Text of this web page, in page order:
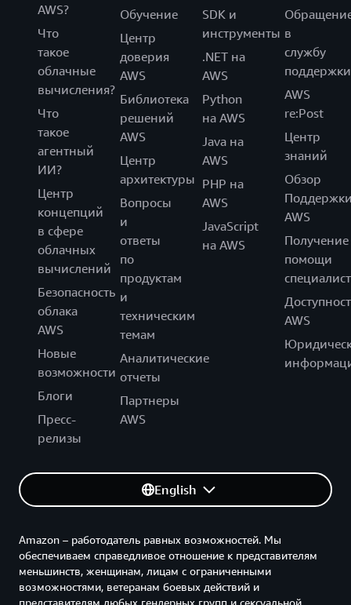
AWS?
Что
такое
облачные
вычисления?
Что
такое
агентный
ИИ?
Центр
концепций
в сфере
облачных
вычислений
Безопасность
облака
AWS
Новые
возможности
Блоги
Пресс-
релизы
Обучение
Центр
доверия
AWS
Библиотека
решений
AWS
Центр
архитектуры
Вопросы
и
ответы
по
продуктам
и
техническим
темам
Аналитические
отчеты
Партнеры
AWS
SDK и
инструменты
.NET на
AWS
Python
на AWS
Java на
AWS
PHP на
AWS
JavaScript
на AWS
в
службу
поддержки
AWS
re:Post
Центр
знаний
Обзор
AWS
Получение
помощи
AWS
English
Amazon – работодатель равных возможностей. Мы
обеспечиваем справедливое отношение к представителям
меньшинств, женщинам, лицам с ограниченными
возможностями, ветеранам боевых действий и